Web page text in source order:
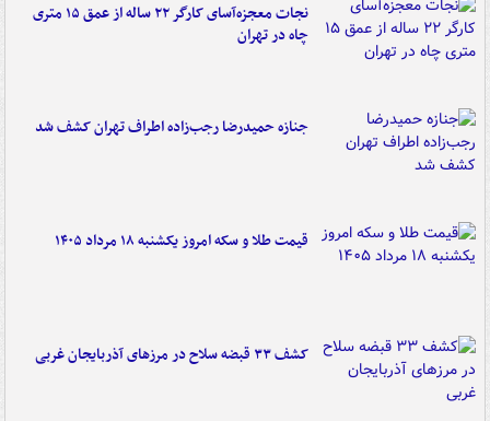
نجات معجزه‌آسای کارگر ۲۲ ساله از عمق ۱۵ متری
چاه در تهران
جنازه حمیدرضا رجب‌زاده اطراف تهران کشف شد
قیمت طلا و سکه امروز یکشنبه ۱۸ مرداد ۱۴۰۵
کشف ۳۳ قبضه سلاح در مرزهای آذربایجان غربی